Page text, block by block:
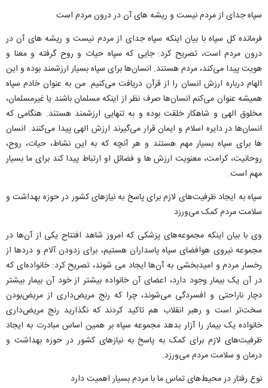
سپاه جدای از مردم نیست و ریشه های آن در درون مردم است
فرمانده کل سپاه با بیان اینکه سپاه جدای از مردم نیست و ریشه های آن در
درون مردم است، تصریح کرد: جایی که سپاه حیات و روح گرفته و معنا و
هویت پیدا می‌کند، مردم هستند. انسان‌ها برای سپاه بسیار ارزشمند بوده و این
الهام درباره ارزش انسان را از قرآن دریافت می‌کنیم. من به عنوان خادم سپاه
همیشه عنوان می‌کنم انسان‌ها صرف نظر از اینکه مسلمان باشند یا غیرمسلمان،
مخلوق الهی و شاهکار خلقت بوده و به تنهایی ارزشمند هستند. هنگامی که
انسان‌ها در دایره اسلام و ایمان قرار می‌گیرند ارزش الهی پیدا می‌کنند. انسان
ها برای سپاه بسیار مهم هستند و هر آنچه که به این نشاط، حیات، روح،
روحانیت، کرامت، معنویت ارزش ها و فضائل او ارتباط پیدا کند برای ما بسیار
مهم است‌.
سپاه به ایجاد ظرفیت‌های لازم برای پاسخ به نیازهای کشور در حوزه بهداشت و
سلامت مردم کمک می‌ورزد
وی با بیان اینکه مجموعه‌های پزشکی که امروز شاهد افتتاح یکی از آن‌ها در
مجموعه نیروی هوافضای سپاه پاسداران هستیم، برای زدودن آلام و دردها از
رخسار مردم و امیدبخشی به آن‌ها ایجاد می شوند، تصریح کرد: خانواده‌ای که
در آن یک بیمار وجود دارد، اعضای آن خانواده بیشتر از خود آن بیمار بیشتر
دچار ناراحتی و‌ افسردگی می‌شوند، چرا که رنج مریض‌داری از مریض‌بودن
سخت‌تر است و رهبر انقلاب هم تاکید کردند که نگذارید رنج مریض‌داری
خانواده یک بیمار را آزار بدهد مجموعه سپاه بر همین اساس مبادرت به ایجاد
ظرفیت‌های لازم برای کمک به پاسخ به نیازهای کشور در حوزه بهداشت و
درمان و سلامت مردم می‌ورزد.
نوع رفتار در محیط‌های تماس ما با مردم بسیار اهمیت دارد